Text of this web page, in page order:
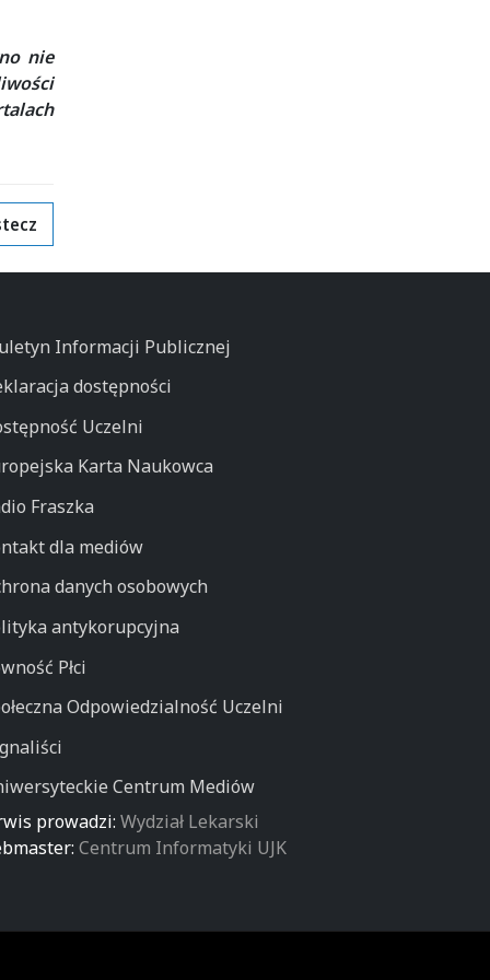
nie
Informacji Publicznej
dostępności
Uczelni
Karta Naukowca
Fraszka
dla mediów
danych osobowych
antykorupcyjna
Płci
Odpowiedzialność Uczelni
Centrum Mediów
prowadzi: Wydział Lekarski
Centrum Informatyki UJK